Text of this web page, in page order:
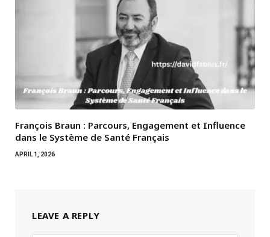
François Braun : Parcours, Engagement et Influence
dans le Système de Santé Français
APRIL 1, 2026
LEAVE A REPLY